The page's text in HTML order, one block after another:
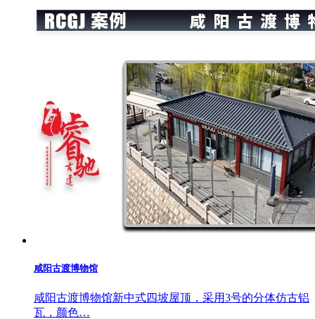
咸阳古渡博物馆
咸阳古渡博物馆新中式四坡屋顶，采用3号的分体仿古铝
瓦，颜色…